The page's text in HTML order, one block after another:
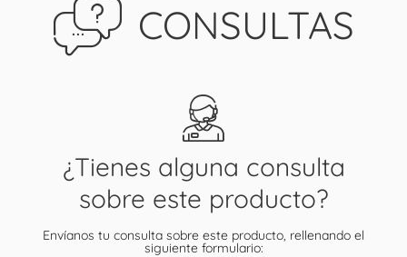
CONSULTAS
¿Tienes alguna consulta
sobre este producto?
Envíanos tu consulta sobre este producto, rellenando el
siguiente formulario: